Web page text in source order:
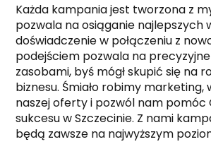
Każda kampania jest tworzona z
pozwala na osiąganie najlepszych
doświadczenie w połączeniu z
podejściem pozwala na
zasobami, byś mógł skupić się na
biznesu. Śmiało robimy marketing,
naszej oferty i pozwól nam pomóc
sukcesu w Szczecinie. Z nami
będą zawsze na najwyższym